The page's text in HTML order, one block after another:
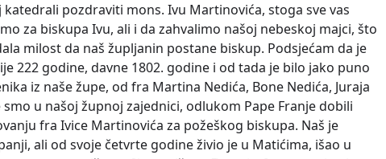
katedrali pozdraviti mons. Ivu Martinovića, stoga sve vas
za biskupa Ivu, ali i da zahvalimo našoj nebeskoj majci, što
milost da naš župljanin postane biskup. Podsjećam da je
222 godine, davne 1802. godine i od tada je bilo jako puno
iz naše župe, od fra Martina Nedića, Bone Nedića, Juraja
u našoj župnoj zajednici, odlukom Pape Franje dobili
fra Ivice Martinovića za požeškog biskupa. Naš je
ali od svoje četvrte godine živio je u Matićima, išao u